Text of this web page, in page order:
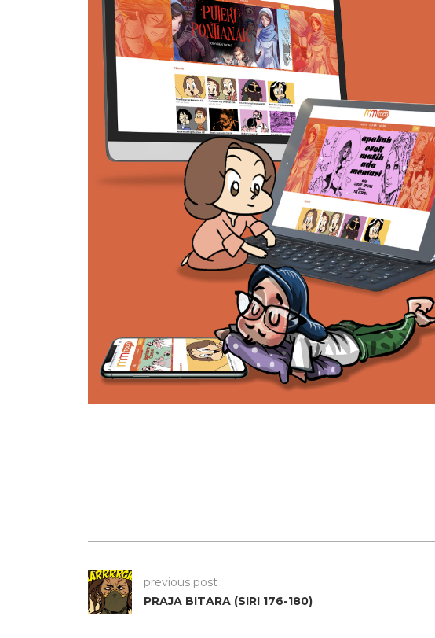
previous post
PRAJA BITARA (SIRI 176-180)